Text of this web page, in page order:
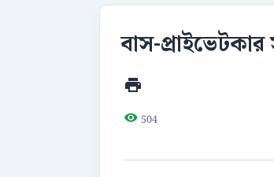
বাস-প্রাইভেটকার
504